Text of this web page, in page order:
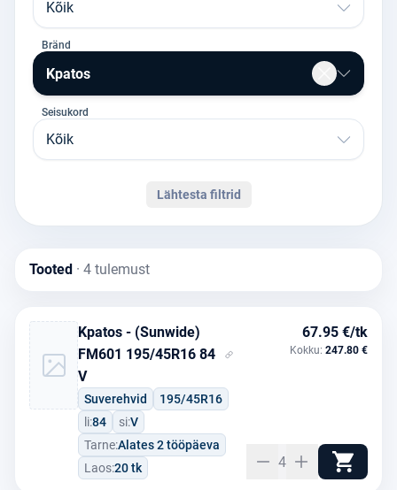
Kõik
Bränd
Kpatos
Seisukord
Kõik
Lähtesta filtrid
Tooted · 4 tulemust
Kpatos - (Sunwide)
FM601 195/45R16 84
V
Suverehvid
195/45R16
li:84 si:V
Tarne:Alates 2 tööpäeva
Laos:20 tk
67.95 €/tk
Kokku: 247.80 €
4